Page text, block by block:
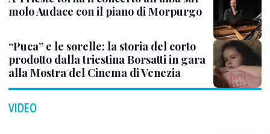
molo Audace con il piano di Morpurgo
“Puca” e le sorelle: la storia del corto
prodotto dalla triestina Borsatti in gara
alla Mostra del Cinema di Venezia
VIDEO